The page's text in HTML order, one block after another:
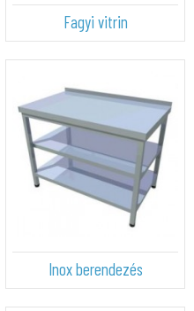
Fagyi vitrin
Inox berendezés